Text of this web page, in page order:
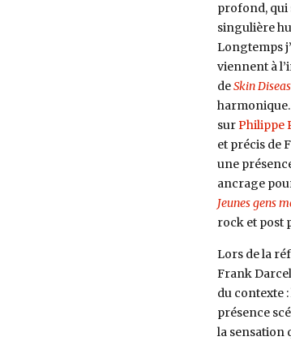
profond, qui
singulière
Longtemps
viennent à
deSkin
surPhilippe
et précis de
une
ancrage
Jeunes gens
rock et post
Lors de la
Frank
du contexte
présence
la sensation